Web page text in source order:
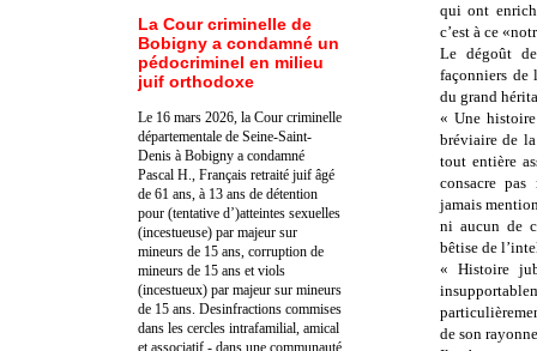
qui ont
c’est à ce
Le dégoût
façonniers de
du grand
« Une
bréviaire de
tout entière
consacre
jamais
ni aucun de
bêtise de
« Histoire
de son
La Cour criminelle de
Bobigny a condamné un
pédocriminel en milieu
juif orthodoxe
Le 16 mars 2026, la Cour criminelle
départementale de Seine-Saint-
Denis à Bobigny a condamné
Pascal H., Français retraité juif âgé
de 61 ans, à 13 ans de détention
pour (tentative d’)atteintes sexuelles
(incestueuse) par majeur sur
mineurs de 15 ans, corruption de
mineurs de 15 ans et viols
(incestueux) par majeur sur mineurs
de 15 ans. Desinfractions commises
dans les cercles intrafamilial, amical
et associatif - dans une communauté